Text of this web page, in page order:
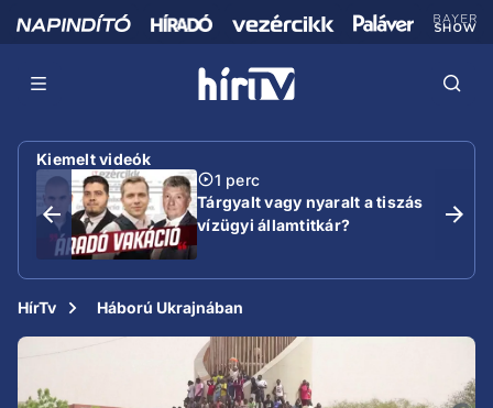
Kiemelt videók
1 perc
Tárgyalt vagy nyaralt a tiszás
vízügyi államtitkár?
HírTv Háború Ukrajnában